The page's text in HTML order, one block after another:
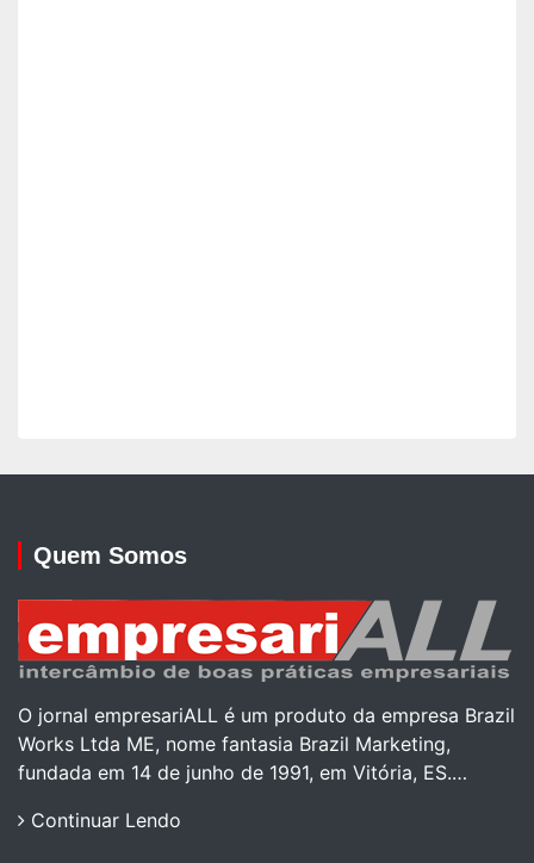
Quem Somos
O jornal empresariALL é um produto da empresa Brazil
Works Ltda ME, nome fantasia Brazil Marketing,
fundada em 14 de junho de 1991, em Vitória, ES.…
Continuar Lendo